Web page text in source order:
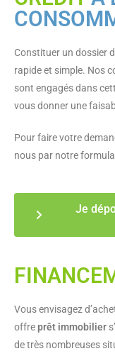
Constituer un dossier
rapide et simple. Nos
sont engagés dans
vous donner une
Pour faire votre
nous par notre
Je
Vous envisagez
offreprêt immobilier
de très nombreuses